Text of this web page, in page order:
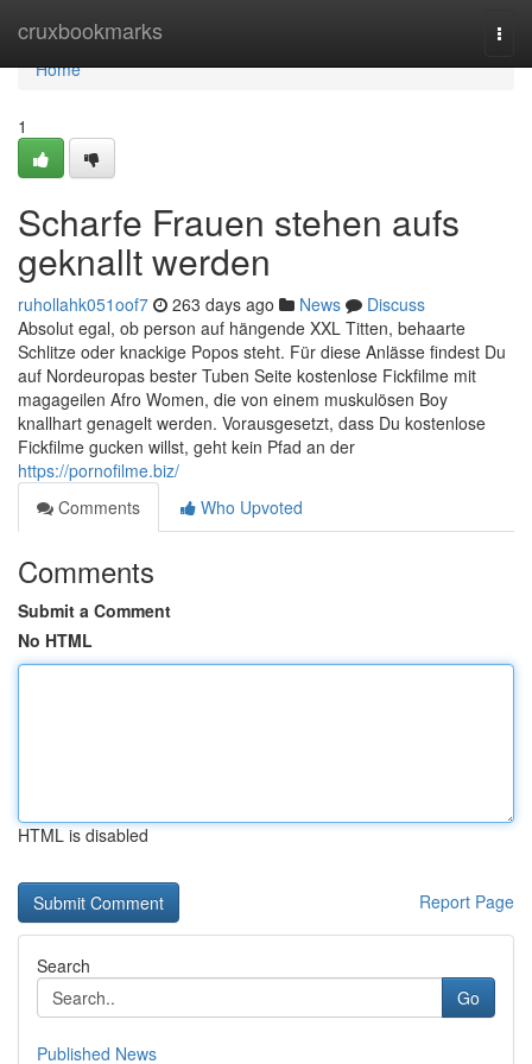
cruxbookmarks
Home
Home
1
Scharfe Frauen stehen aufs
geknallt werden
ruhollahk051oof7 263 days ago News
Discuss
Absolut egal, ob person auf hängende XXL Titten, behaarte
Schlitze oder knackige Popos steht. Für diese Anlässe findest Du
auf Nordeuropas bester Tuben Seite kostenlose Fickfilme mit
magageilen Afro Women, die von einem muskulösen Boy
knallhart genagelt werden. Vorausgesetzt, dass Du kostenlose
Fickfilme gucken willst, geht kein Pfad an der
https://pornofilme.biz/
Comments
Who Upvoted
Comments
Submit a Comment
No HTML
HTML is disabled
Report Page
Search
Go
Published News